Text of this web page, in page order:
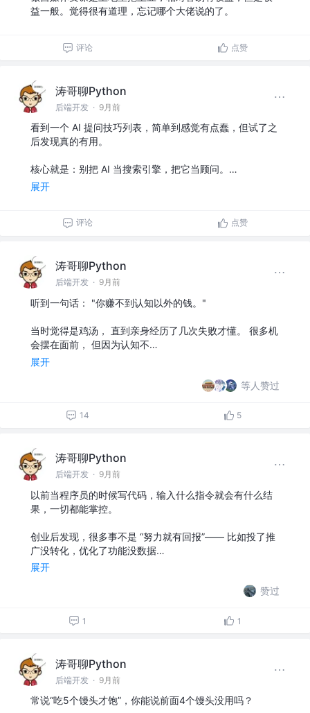
益一般。觉得很有道理，忘记哪个大佬说的了。
评论 点赞
涛哥聊Python
后端开发 · 9月前
看到一个 AI 提问技巧列表，简单到感觉有点蠢，但试了之
后发现真的有用。
核心就是：别把 AI 当搜索引擎，把它当顾问。…
展开
评论 点赞
涛哥聊Python
后端开发 · 9月前
听到一句话： "你赚不到认知以外的钱。"
当时觉得是鸡汤， 直到亲身经历了几次失败才懂。 很多机
会摆在面前， 但因为认知不…
展开
等人赞过
14 5
涛哥聊Python
后端开发 · 9月前
以前当程序员的时候写代码，输入什么指令就会有什么结
果，一切都能掌控。
创业后发现，很多事不是 “努力就有回报”—— 比如投了推
广没转化，优化了功能没数据…
展开
赞过
1 1
涛哥聊Python
后端开发 · 9月前
常说“吃5个馒头才饱”，你能说前面4个馒头没用吗？